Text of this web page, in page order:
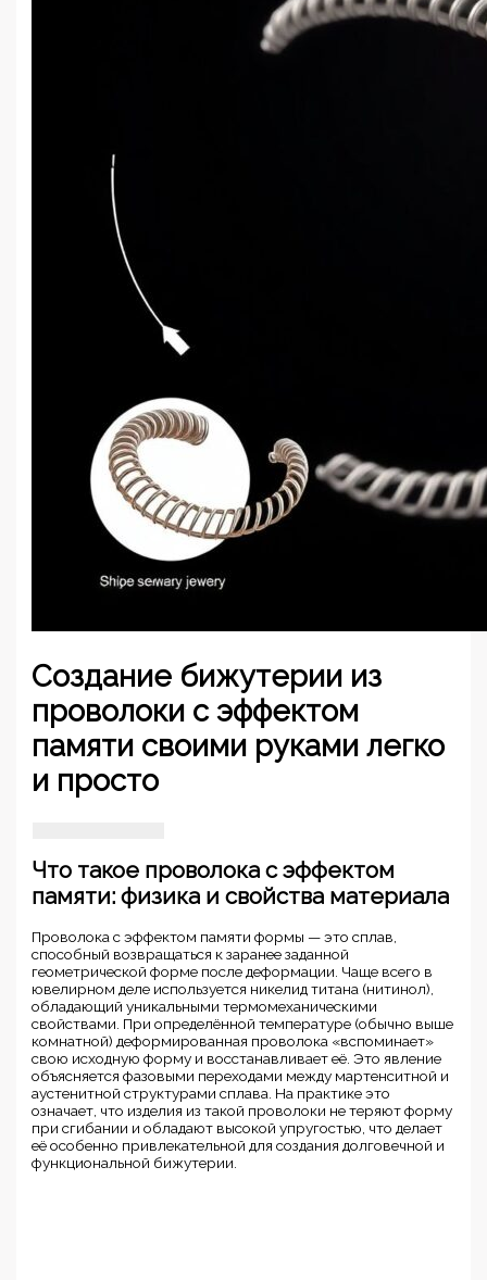
Создание бижутерии из
проволоки с эффектом
памяти своими руками легко
и просто
Что такое проволока с эффектом
памяти: физика и свойства материала
Проволока с эффектом памяти формы — это сплав,
способный возвращаться к заранее заданной
геометрической форме после деформации. Чаще всего в
ювелирном деле используется никелид титана (нитинол),
обладающий уникальными термомеханическими
свойствами. При определённой температуре (обычно выше
комнатной) деформированная проволока «вспоминает»
свою исходную форму и восстанавливает её. Это явление
объясняется фазовыми переходами между мартенситной и
аустенитной структурами сплава. На практике это
означает, что изделия из такой проволоки не теряют форму
при сгибании и обладают высокой упругостью, что делает
её особенно привлекательной для создания долговечной и
функциональной бижутерии.